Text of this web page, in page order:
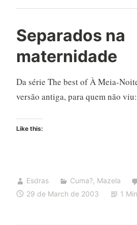
Separados na
maternidade
Da série The best of À Meia-
versão antiga, para quem não viu:
Like this:
Esdras Cuma?, Mazela
29 de March de 2003
1